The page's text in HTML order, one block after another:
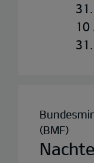
10
(BMF)